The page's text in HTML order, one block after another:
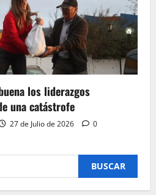
los liderazgos
una catástrofe
27 de Julio de 2026 0